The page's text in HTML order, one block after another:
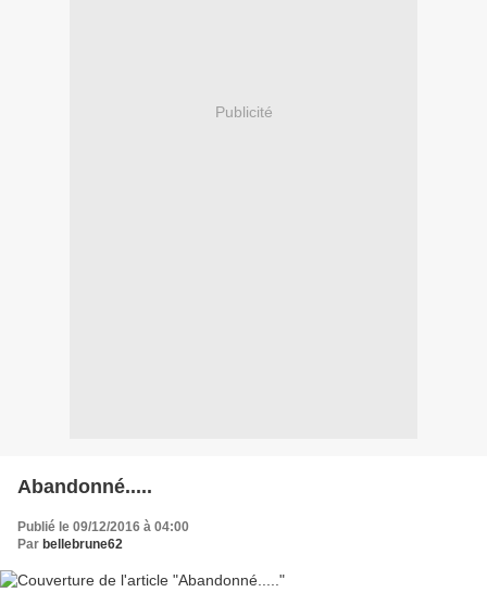
Publicité
Abandonné.....
Publié le 09/12/2016 à 04:00
Par bellebrune62